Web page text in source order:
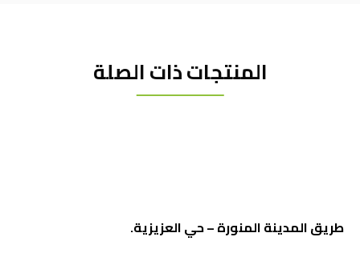
المنتجات ذات الصلة
طريق المدينة المنورة – حي العزيزية.